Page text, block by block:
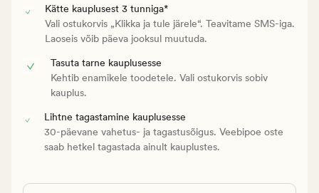
Kätte kauplusest 3 tunniga*
Vali ostukorvis „Klikka ja tule järele“. Teavitame SMS-iga.
Laoseis võib päeva jooksul muutuda.
Tasuta tarne kauplusesse
Kehtib enamikele toodetele. Vali ostukorvis sobiv
kauplus.
Lihtne tagastamine kauplusesse
30-päevane vahetus- ja tagastusõigus. Veebipoe oste
saab hetkel tagastada ainult kauplustes.